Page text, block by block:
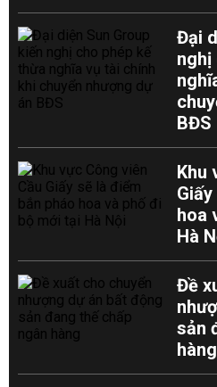
Đại
nghị
BĐS
Khu
hoa
Hà
Đề
sản
hàng